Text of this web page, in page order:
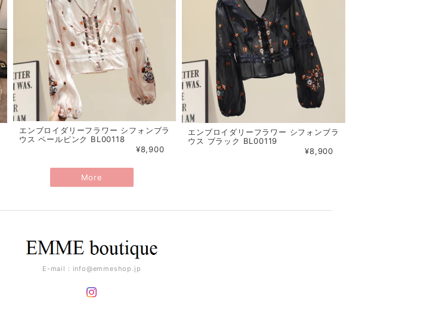
エンブロイダリーフラワー シフォンブラ
ウス ペールピンク BL00118
¥8,900
エンブロイダリーフラワー シフォンブラ
ウス ブラック BL00119
¥8,900
More
E-mail： info@emmeshop.jp